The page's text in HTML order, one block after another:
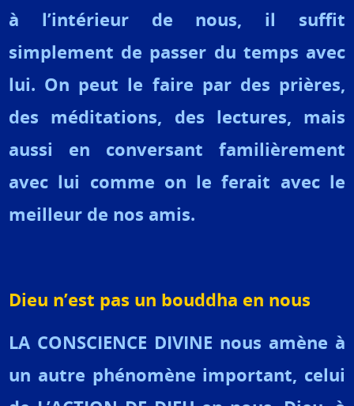
à l’intérieur de nous, il suffit
simplement de passer du temps avec
lui. On peut le faire par des prières,
des méditations, des lectures, mais
aussi en conversant familièrement
avec lui comme on le ferait avec le
meilleur de nos amis.
Dieu n’est pas un bouddha en nous
LA CONSCIENCE DIVINE nous amène à
un autre phénomène important, celui